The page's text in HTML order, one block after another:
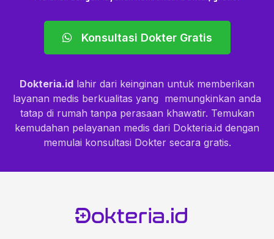
Konsultasi Dokter Gratis
Dokteria.id lahir dari keinginan untuk memberikan
layanan medis berkualitas yang memungkinkan anda
tatap di rumah tanpa perasaan khawatir. Temukan
kemudahan pelayanan medis dari Dokteria.id dengan
memulai konsultasi Dokter secara gratis.